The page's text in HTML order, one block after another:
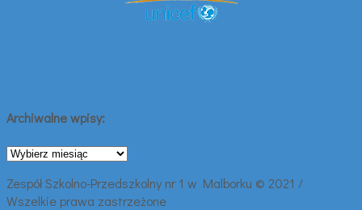
Archiwalne wpisy:
Archiwalne
Zespół Szkolno-Przedszkolny nr 1 w Malborku © 2021 /
Wszelkie prawa zastrzeżone